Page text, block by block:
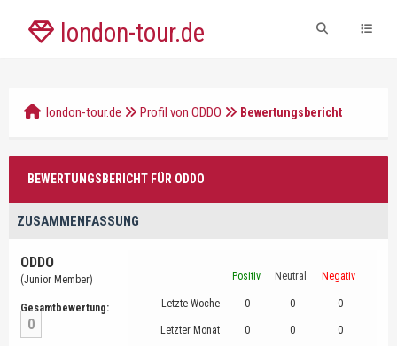
london-tour.de
london-tour.de Profil von ODDO Bewertungsbericht
BEWERTUNGSBERICHT FÜR ODDO
ZUSAMMENFASSUNG
ODDO
(Junior Member)
Gesamtbewertung:
0
Positiv Neutral Negativ
Letzte Woche 0 0 0
Letzter Monat 0 0 0